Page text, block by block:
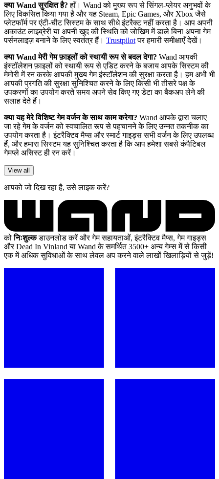
क्या Wand सुरक्षित है? हाँ। Wand को मुख्य रूप से सिंगल-प्लेयर अनुभवों के
लिए विकसित किया गया है और यह Steam, Epic Games, और Xbox जैसे
प्लेटफॉर्म पर एंटी-चीट सिस्टम के साथ सीधे इंटरैक्ट नहीं करता है। आप अपनी
अकाउंट लाइब्रेरी या अपनी खुद की स्थिति को जोखिम में डाले बिना अपना गेम
पर्सनलाइज़ बनाने के लिए स्वतंत्र हैं। Trustpilotपर हमारी समीक्षाएँ देखें।
क्या Wand मेरी गेम फ़ाइलों को स्थायी रूप से बदल देगा? Wand आपकी
इंस्टॉलेशन फ़ाइलों को स्थायी रूप से एडिट करने के बजाय आपके सिस्टम की
मेमोरी में रन करके आपकी मुख्य गेम इंस्टॉलेशन की सुरक्षा करता है। हम अभी भी
आपकी प्रगति की सुरक्षा सुनिश्चित करने के लिए किसी भी तीसरे पक्ष के
उपकरणों का उपयोग करते समय अपने सेव किए गए डेटा का बैकअप लेने की
सलाह देते हैं।
क्या यह मेरे विशिष्ट गेम वर्जन के साथ काम करेगा? Wand आपके द्वारा चलाए
जा रहे गेम के वर्जन को स्वचालित रूप से पहचानने के लिए उन्नत तकनीक का
उपयोग करता है। इंटरैक्टिव मैप्स और स्मार्ट गाइड्स सभी वर्जन के लिए उपलब्ध
हैं, और हमारा सिस्टम यह सुनिश्चित करता है कि आप हमेशा सबसे कंपैटिबल
गेमप्ले असिस्ट ही रन करें।
View all
आपको जो दिख रहा है, उसे लाइक करें?
कोनिःशुल्कडाउनलोड करें और गेम सहायताओं, इंटरैक्टिव मैप्स, गेम गाइड्स
और Dead In Vinland या Wand के समर्थित 3500+ अन्य गेम्स में से किसी
एक में अधिक सुविधाओं के साथ लेवल अप करने वाले लाखों खिलाड़ियों से जुड़ें!